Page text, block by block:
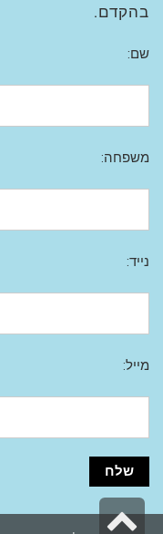
בהקדם.
שם:
משפחה:
נייד:
מייל:
גלילה